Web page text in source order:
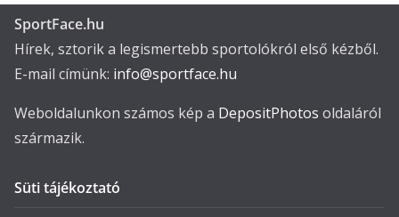
SportFace.hu
Hírek, sztorik a legismertebb sportolókról első kézből.
E-mail címünk: info@sportface.hu
Weboldalunkon számos kép a DepositPhotos oldaláról
származik.
Süti tájékoztató